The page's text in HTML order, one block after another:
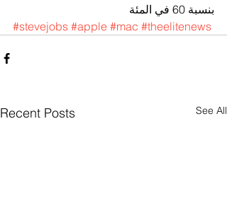
بنسبة 60 في المئة
#stevejobs #apple #mac #theelitenews
Recent Posts See All